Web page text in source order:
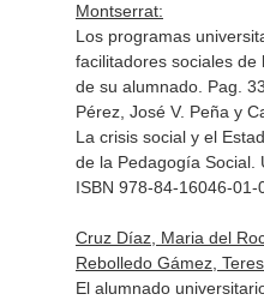
Montserrat:
Los programas
facilitadores sociales
de su alumnado. Pag.
Pérez, José V. Peña y
La crisis social y el
de la Pedagogía Social.
ISBN 978-84-16046-01-
Cruz Díaz, Maria del
Rebolledo Gámez,
El alumnado